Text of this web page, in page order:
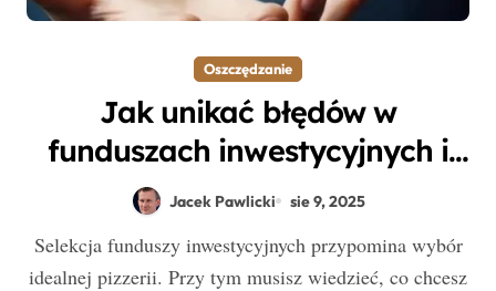
Oszczędzanie
Jak unikać błędów w
funduszach inwestycyjnych i
stworzyć skuteczną strategię
Jacek Pawlicki sie 9, 2025
Selekcja funduszy inwestycyjnych przypomina wybór
idealnej pizzerii. Przy tym musisz wiedzieć, co chcesz